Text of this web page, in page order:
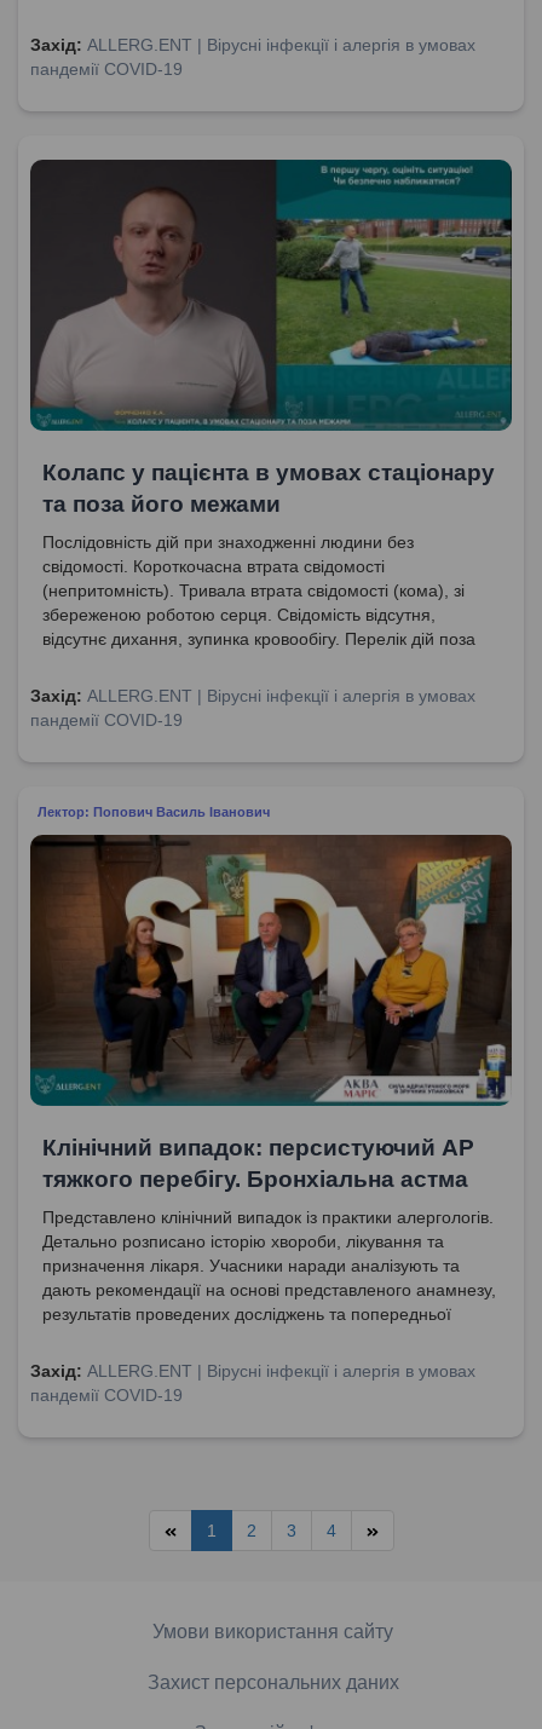
контактний дерматит. Метронідазол як фактор ризику
розвитку АКД. Контактні дерматити: загальні положення
та терапія (топічні й пероральні кортикостероїди).
Захід: ALLERG.ENT | Вірусні інфекції і алергія в умовах
пандемії COVID-19
Колапс у пацієнта в умовах стаціонару
та поза його межами
Послідовність дій при знаходженні людини без
свідомості. Короткочасна втрата свідомості
(непритомність). Тривала втрата свідомості (кома), зі
збереженою роботою серця. Свідомість відсутня,
відсутнє дихання, зупинка кровообігу. Перелік дій поза
Захід: ALLERG.ENT | Вірусні інфекції і алергія в умовах
пандемії COVID-19
Лектор: Попович Василь Іванович
Клінічний випадок: персистуючий АР
тяжкого перебігу. Бронхіальна астма
Представлено клінічний випадок із практики алергологів.
Детально розписано історію хвороби, лікування та
призначення лікаря. Учасники наради аналізують та
дають рекомендації на основі представленого анамнезу,
результатів проведених досліджень та попередньої
Захід: ALLERG.ENT | Вірусні інфекції і алергія в умовах
пандемії COVID-19
1 2 3 4
Умови використання сайту
Захист персональних даних